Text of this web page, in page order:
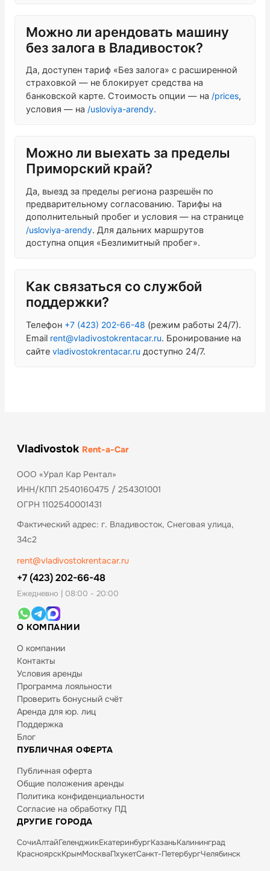
Можно ли арендовать машину
без залога в Владивосток?
Да, доступен тариф «Без залога» с расширенной
страховкой — не блокирует средства на
банковской карте. Стоимость опции — на /prices,
условия — на /usloviya-arendy.
Можно ли выехать за пределы
Приморский край?
Да, выезд за пределы региона разрешён по
предварительному согласованию. Тарифы на
дополнительный пробег и условия — на странице
/usloviya-arendy. Для дальних маршрутов
доступна опция «Безлимитный пробег».
Как связаться со службой
поддержки?
Телефон +7 (423) 202-66-48 (режим работы 24/7).
Email rent@vladivostokrentacar.ru. Бронирование на
сайте vladivostokrentacar.ru доступно 24/7.
Vladivostok Rent-a-Car
ООО «Урал Кар Рентал»
ИНН/КПП 2540160475 / 254301001
ОГРН 1102540001431
Фактический адрес: г. Владивосток, Снеговая улица,
34с2
rent@vladivostokrentacar.ru
+7 (423) 202-66-48
Ежедневно | 08:00 - 20:00
О КОМПАНИИ
О компании
Контакты
Условия аренды
Программа лояльности
Проверить бонусный счёт
Аренда для юр. лиц
Поддержка
Блог
ПУБЛИЧНАЯ ОФЕРТА
Публичная оферта
Общие положения аренды
Политика конфиденциальности
Согласие на обработку ПД
ДРУГИЕ ГОРОДА
СочиАлтайГеленджикЕкатеринбургКазаньКалининград
КрасноярскКрымМоскваПхукетСанкт-ПетербургЧелябинск